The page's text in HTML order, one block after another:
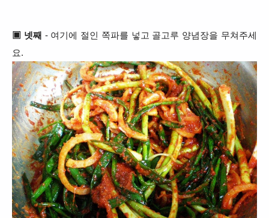
▣ 넷째 - 여기에 절인 쪽파를 넣고 골고루 양념장을 무쳐주세
요.